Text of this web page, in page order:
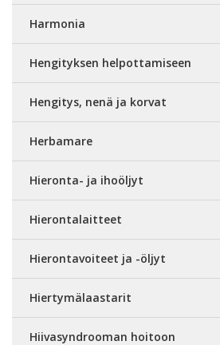
Harmonia
Hengityksen helpottamiseen
Hengitys, nenä ja korvat
Herbamare
Hieronta- ja ihoöljyt
Hierontalaitteet
Hierontavoiteet ja -öljyt
Hiertymälaastarit
Hiivasyndrooman hoitoon